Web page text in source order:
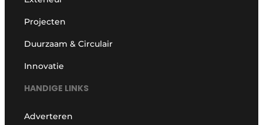
Projecten
Duurzaam & Circulair
Innovatie
HANDIGE LINKS
Adverteren